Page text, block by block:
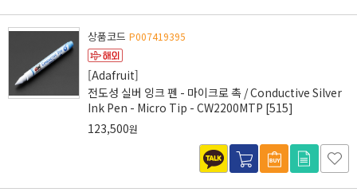
상품코드 P007419395
[Adafruit]
전도성 실버 잉크 펜 - 마이크로 촉 / Conductive Silver
Ink Pen - Micro Tip - CW2200MTP [515]
123,500원